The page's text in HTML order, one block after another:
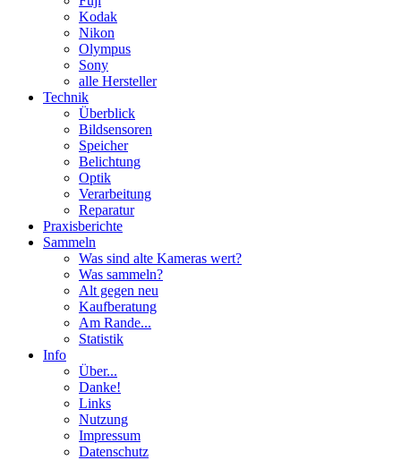
Kodak
Nikon
Olympus
Sony
alle Hersteller
Technik
Überblick
Bildsensoren
Speicher
Belichtung
Optik
Verarbeitung
Reparatur
Praxisberichte
Sammeln
Was sind alte Kameras wert?
Was sammeln?
Alt gegen neu
Kaufberatung
Am Rande...
Statistik
Info
Über...
Danke!
Links
Nutzung
Impressum
Datenschutz